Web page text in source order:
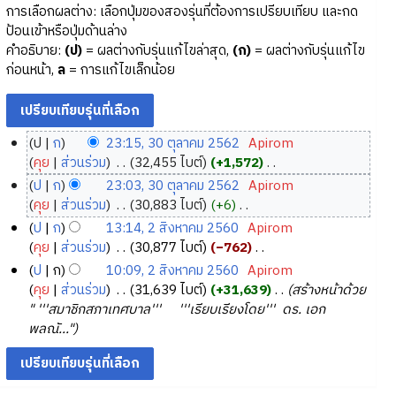
การเลือกผลต่าง: เลือกปุ่มของสองรุ่นที่ต้องการเปรียบเทียบ และกด
ป้อนเข้าหรือปุ่มด้านล่าง
คำอธิบาย: (ป)= ผลต่างกับรุ่นแก้ไขล่าสุด, (ก)= ผลต่างกับรุ่นแก้ไข
ก่อนหน้า, ล= การแก้ไขเล็กน้อย
0
ล
ค
6
ป ก 23:15, 30 ตุลาคม 2562 Apirom
คุย ส่วนร่วม ‎ 32,455 ไบต์ +1,572 ‎
ไ
ม่
มี
ค
ว
า
ม
อ
ก
า
ป ก 23:03, 30 ตุลาคม 2562 Apirom
คุย ส่วนร่วม ‎ 30,883 ไบต์ +6 ‎
ไ
ม่
มี
ค
ว
า
ม
ย่
อ
สิ
ค
ม
ป ก 13:14, 2 สิงหาคม 2560 Apirom
คุย ส่วนร่วม ‎ 30,877 ไบต์ −762 ‎
ไ
ม่
มี
ค
ว
า
ม
ป ก 10:09, 2 สิงหาคม 2560 Apirom
คุย ส่วนร่วม ‎ 31,639 ไบต์ +31,639 ‎
สร้างหน้าด้วย
" '''สมาชิกสภาเทศบาล''' '''เรียบเรียงโดย''' ดร. เอก
พลณั..."